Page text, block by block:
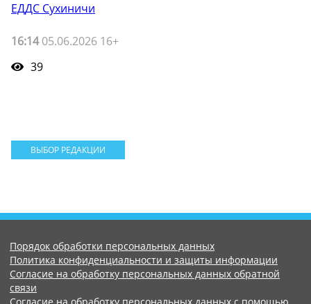
ЕДДС Сухиничи
16:1405.06.2026 16+
39
ВЫБОР РЕДАКЦИИ
Порядок обработки персональных данных
Политика конфиденциальности и защиты информации
Согласие на обработку персональных данных обратной
связи